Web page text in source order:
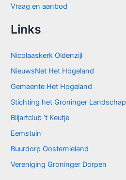
Vraag en aanbod
Links
Nicolaaskerk Oldenzijl
NieuwsNet Het Hogeland
Gemeente Het Hogeland
Stichting het Groninger Landschap
Biljartclub ’t Keutje
Eemstuin
Buurdorp Oosternieland
Vereniging Groninger Dorpen